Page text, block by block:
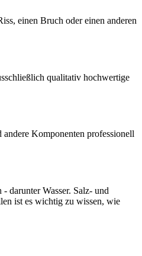
einen Bruch oder einen anderen
qualitativ hochwertige
Komponenten professionell
darunter Wasser. Salz- und
ist es wichtig zu wissen, wie